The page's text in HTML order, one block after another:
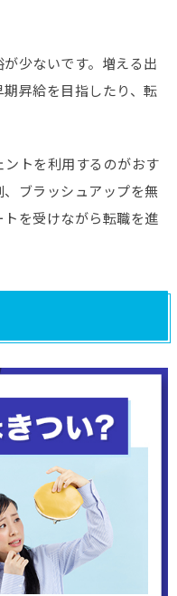
少ないです。増える出
昇給を目指したり、転
トを利用するのがおす
ブラッシュアップを無
を受けながら転職を進